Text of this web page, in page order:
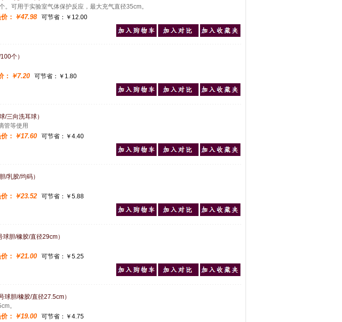
。可用于实验室气体保护反应，最大充气直径35cm。
： ￥47.98可节省：￥12.00
个）
： ￥7.20 可节省：￥1.80
/三向洗耳球）
管等使用
： ￥17.60 可节省：￥4.40
/乳胶/均码）
： ￥23.52 可节省：￥5.88
胆/橡胶/直径29cm）
： ￥21.00 可节省：￥5.25
球胆/橡胶/直径27.5cm）
。
： ￥19.00 可节省：￥4.75